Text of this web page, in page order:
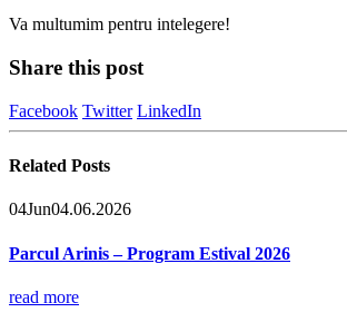
Va multumim pentru intelegere!
Share this post
Facebook Twitter LinkedIn
Related Posts
04Jun04.06.2026
Parcul Arinis – Program Estival 2026
read more